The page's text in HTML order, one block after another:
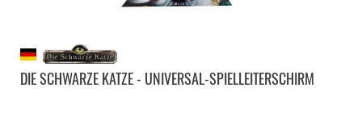
DIE SCHWARZE KATZE - UNIVERSAL-SPIELLEITERSCHIRM